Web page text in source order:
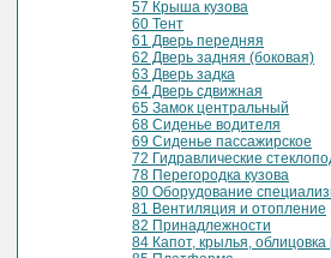
57 Крыша кузова
60 Тент
61 Дверь передняя
62 Дверь задняя (боковая)
63 Дверь задка
64 Дверь сдвижная
65 Замок центральный
68 Сиденье водителя
69 Сиденье пассажирское
72 Гидравлические
78 Перегородка кузова
80 Оборудование
81 Вентиляция и отопление
82 Принадлежности
84 Капот, крылья,